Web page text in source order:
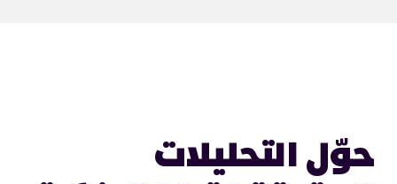
حوّل التحليلات